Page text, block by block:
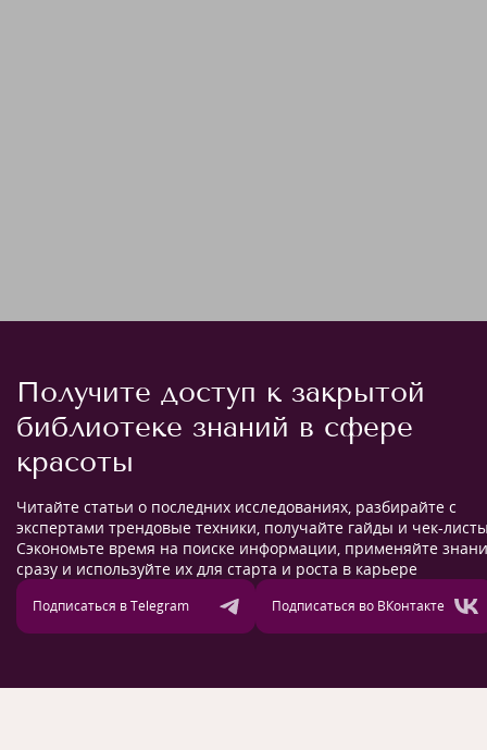
Получите доступ к закрытой
библиотеке знаний в сфере
красоты
Читайте статьи о последних исследованиях, разбирайте с
экспертами трендовые техники, получайте гайды и чек-
Сэкономьте время на поиске информации, применяйте
сразу и используйте их для старта и роста в карьере
Подписаться в Telegram Подписаться во ВКонтакте